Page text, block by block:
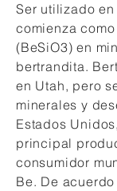
Ser utilizado
comienza
(BeSiO3) en
bertrandita.
en Utah, pero
minerales y
Estados
principal
consumidor
Be. De